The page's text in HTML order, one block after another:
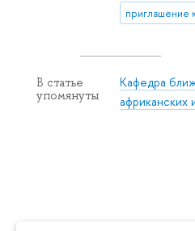
приглашение
В статье
упомянуты
Кафедра
африканских